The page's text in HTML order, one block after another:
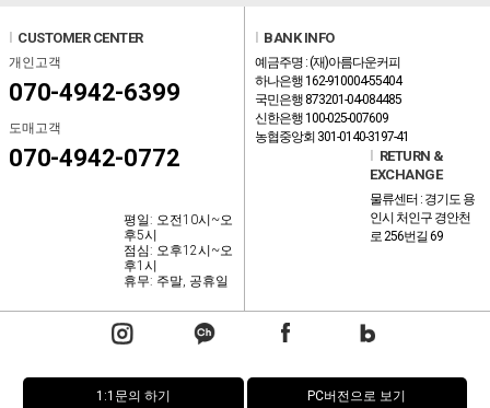
CUSTOMER CENTER
개인고객
070-4942-6399
도매고객
070-4942-0772
평일: 오전10시~오
후5시
점심: 오후12시~오
후1시
휴무: 주말, 공휴일
BANK INFO
예금주명 : (재)아름다운커피
하나은행 162-910004-55404
국민은행 873201-04-084485
신한은행 100-025-007609
농협중앙회 301-0140-3197-41
RETURN &
EXCHANGE
물류센터 : 경기도 용
인시 처인구 경안천
로 256번길 69
1:1문의 하기 PC버전으로 보기